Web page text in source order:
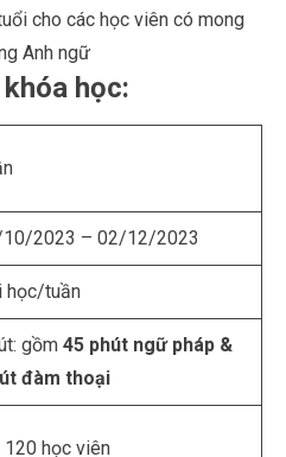
cho các học viên có mong
Anh ngữ
học:
2023 – 02/12/2023
học/tuần
gồm 45 phút ngữ pháp &
đàm thoại
học viên